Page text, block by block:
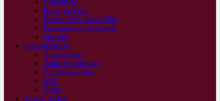
Régie de l’eau
Réseau Très Haut Débit
Permanences juridiques
Sécurité
Vie associative
Associations
Amis du jumelage
Comité des fêtes
MJC
USM
Action sociale